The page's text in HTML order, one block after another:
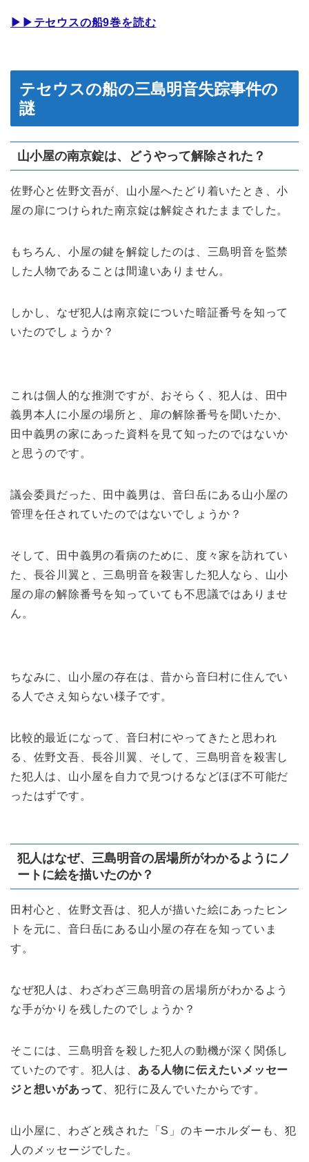
▶︎▶︎テセウスの船9巻を読む
テセウスの船の三島明音失踪事件の
謎
山小屋の南京錠は、どうやって解除された？
佐野心と佐野文吾が、山小屋へたどり着いたとき、小
屋の扉につけられた南京錠は解錠されたままでした。
もちろん、小屋の鍵を解錠したのは、三島明音を監禁
した人物であることは間違いありません。
しかし、なぜ犯人は南京錠についた暗証番号を知って
いたのでしょうか？
これは個人的な推測ですが、おそらく、犯人は、田中
義男本人に小屋の場所と、扉の解除番号を聞いたか、
田中義男の家にあった資料を見て知ったのではないか
と思うのです。
議会委員だった、田中義男は、音臼岳にある山小屋の
管理を任されていたのではないでしょうか？
そして、田中義男の看病のために、度々家を訪れてい
た、長谷川翼と、三島明音を殺害した犯人なら、山小
屋の扉の解除番号を知っていても不思議ではありませ
ん。
ちなみに、山小屋の存在は、昔から音臼村に住んでい
る人でさえ知らない様子です。
比較的最近になって、音臼村にやってきたと思われ
る、佐野文吾、長谷川翼、そして、三島明音を殺害し
た犯人は、山小屋を自力で見つけるなどほぼ不可能だ
ったはずです。
犯人はなぜ、三島明音の居場所がわかるようにノ
ートに絵を描いたのか？
田村心と、佐野文吾は、犯人が描いた絵にあったヒン
トを元に、音臼岳にある山小屋の存在を知っていま
す。
なぜ犯人は、わざわざ三島明音の居場所がわかるよう
な手がかりを残したのでしょうか？
そこには、三島明音を殺した犯人の動機が深く関係し
ていたのです。犯人は、 ある人物に伝えたいメッセー
ジと想いがあって 、犯行に及んでいたからです。
山小屋に、わざと残された「S」のキーホルダーも、犯
人のメッセージでした。